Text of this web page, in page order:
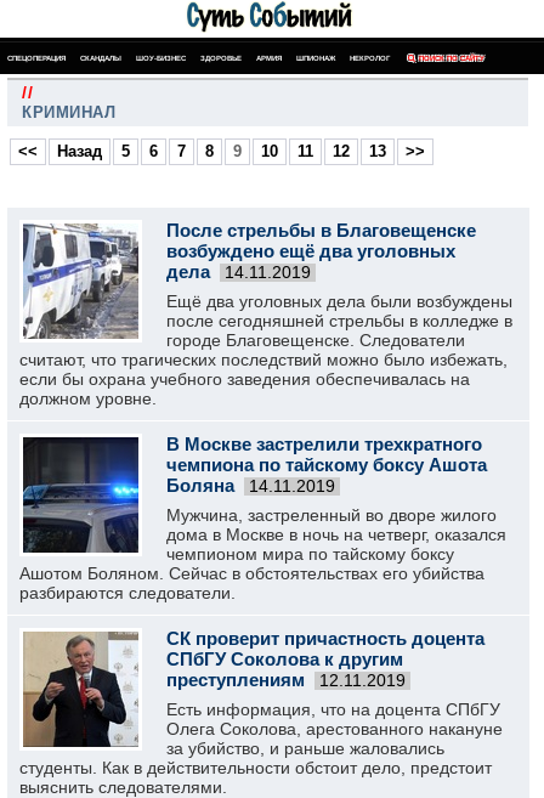
СПЕЦОПЕРАЦИЯ СКАНДАЛЫ ШОУ-БИЗНЕС ЗДОРОВЬЕ АРМИЯ ШПИОНАЖ НЕКРОЛОГ ПОИСК ПО САЙТУ
//
КРИМИНАЛ
<< Назад 5 6 7 8 9 10 11 12 13 >>
После стрельбы в Благовещенске
возбуждено ещё два уголовных
дела
14.11.2019
Ещё два уголовных дела были возбуждены
после сегодняшней стрельбы в колледже в
городе Благовещенске. Следователи
считают, что трагических последствий можно было избежать,
если бы охрана учебного заведения обеспечивалась на
должном уровне.
В Москве застрелили трехкратного
чемпиона по тайскому боксу Ашота
Боляна
14.11.2019
Мужчина, застреленный во дворе жилого
дома в Москве в ночь на четверг, оказался
чемпионом мира по тайскому боксу
Ашотом Боляном. Сейчас в обстоятельствах его убийства
разбираются следователи.
СК проверит причастность доцента
СПбГУ Соколова к другим
преступлениям
12.11.2019
Есть информация, что на доцента СПбГУ
Олега Соколова, арестованного накануне
за убийство, и раньше жаловались
студенты. Как в действительности обстоит дело, предстоит
выяснить следователями.